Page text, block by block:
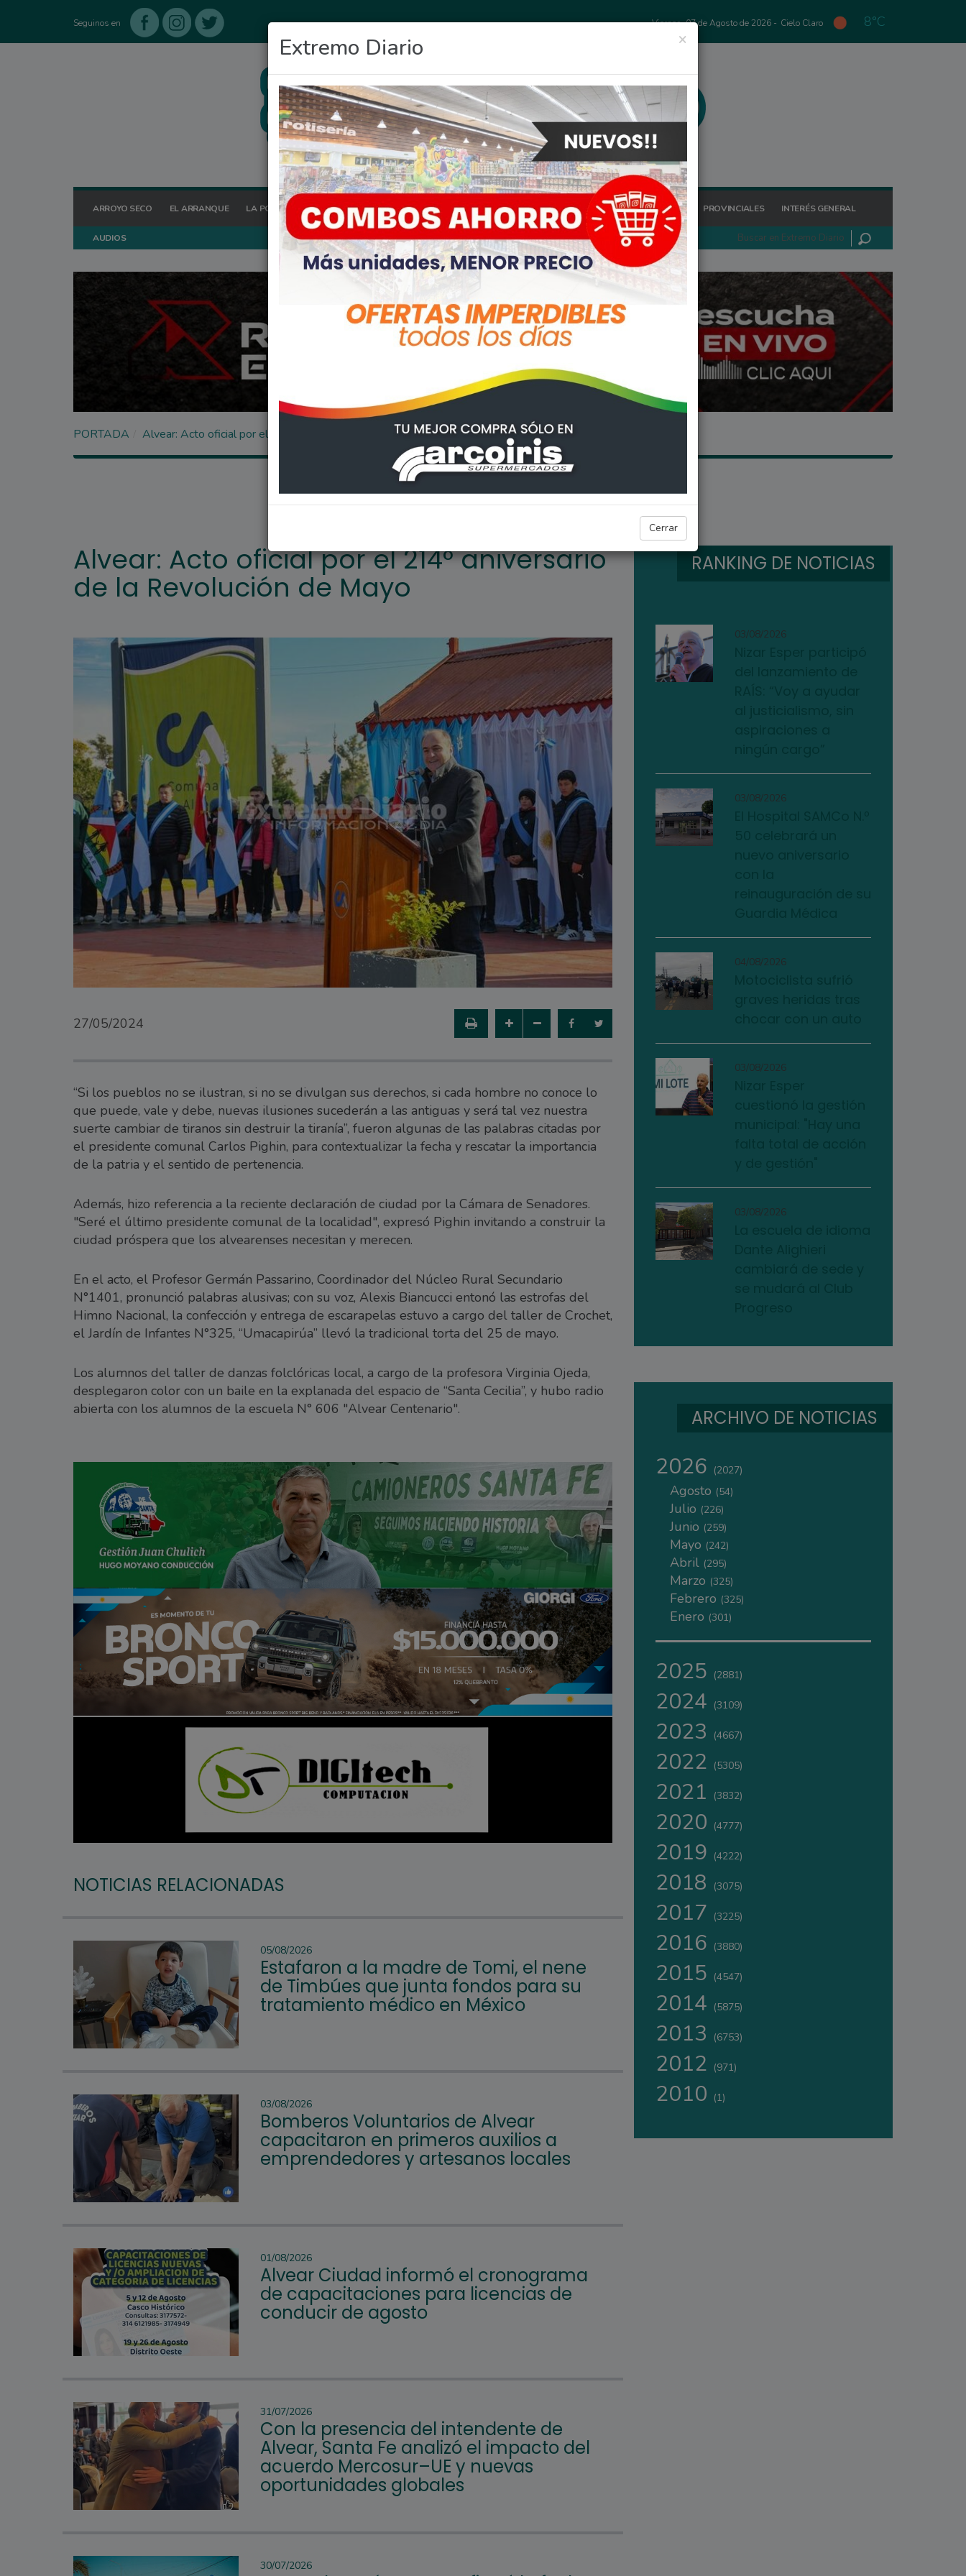
Seguinos en Viernes, 07 de Agosto de 2026 - Cielo Claro 8°C
ARROYO SECO EL ARRANQUE LA POSTA HOY OCIO DEPORTES FIGHIERA GENERAL LAGOS POLICIALES REGIONALES PROVINCIALES INTERÉS GENERAL
AUDIOS
×
Extremo Diario
Cerrar
PORTADA Alvear: Acto oficial por el 214° aniversario de la Revolución de Mayo
REGIONALES
Alvear: Acto oficial por el 214° aniversario
de la Revolución de Mayo
27/05/2024
“Si los pueblos no se ilustran, si no se divulgan sus derechos, si cada hombre no conoce lo
que puede, vale y debe, nuevas ilusiones sucederán a las antiguas y será tal vez nuestra
suerte cambiar de tiranos sin destruir la tiranía”, fueron algunas de las palabras citadas por
el presidente comunal Carlos Pighin, para contextualizar la fecha y rescatar la importancia
de la patria y el sentido de pertenencia.
Además, hizo referencia a la reciente declaración de ciudad por la Cámara de Senadores.
"Seré el último presidente comunal de la localidad", expresó Pighin invitando a construir la
ciudad próspera que los alvearenses necesitan y merecen.
En el acto, el Profesor Germán Passarino, Coordinador del Núcleo Rural Secundario
N°1401, pronunció palabras alusivas; con su voz, Alexis Biancucci entonó las estrofas del
Himno Nacional, la confección y entrega de escarapelas estuvo a cargo del taller de Crochet,
el Jardín de Infantes N°325, “Umacapirúa” llevó la tradicional torta del 25 de mayo.
Los alumnos del taller de danzas folclóricas local, a cargo de la profesora Virginia Ojeda,
desplegaron color con un baile en la explanada del espacio de “Santa Cecilia”, y hubo radio
abierta con los alumnos de la escuela N° 606 "Alvear Centenario".
NOTICIAS RELACIONADAS
05/08/2026
Estafaron a la madre de Tomi, el nene
de Timbúes que junta fondos para su
tratamiento médico en México
03/08/2026
Bomberos Voluntarios de Alvear
capacitaron en primeros auxilios a
emprendedores y artesanos locales
01/08/2026
Alvear Ciudad informó el cronograma
de capacitaciones para licencias de
conducir de agosto
31/07/2026
Con la presencia del intendente de
Alvear, Santa Fe analizó el impacto del
acuerdo Mercosur–UE y nuevas
oportunidades globales
30/07/2026
RANKING DE NOTICIAS
03/08/2026
03/08/2026
04/08/2026
03/08/2026
03/08/2026
ARCHIVO DE NOTICIAS
2026 (2027)
Agosto (54)
Julio (226)
Junio (259)
Mayo (242)
Abril (295)
Marzo (325)
Febrero (325)
Enero (301)
2025 (2881)
2024 (3109)
2023 (4667)
2022 (5305)
2021 (3832)
2020 (4777)
2019 (4222)
2018 (3075)
2017 (3225)
2016 (3880)
2015 (4547)
2014 (5875)
2013 (6753)
2012 (971)
2010 (1)